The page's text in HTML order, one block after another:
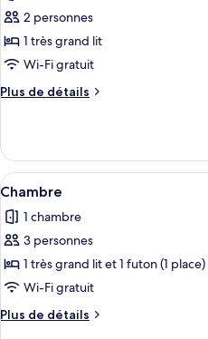
Double
photos
pour
ce
type
de
Chambre
Classique
2 personnes
1 très grand lit
Wi-Fi gratuit
Plus de détails
Plus
le
type
de
Chambre
Classique
Afficher
toutes
les
photos
pour
ce
type
de
5
Chambre
1 chambre
3 personnes
1 très grand lit et 1 futon (1 place)
Wi-Fi gratuit
Plus de détails
Plus